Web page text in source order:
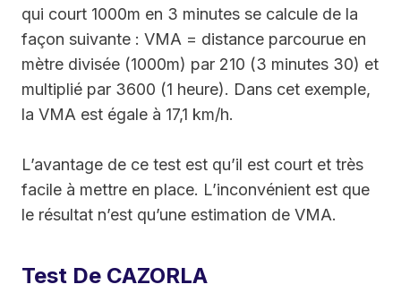
qui court 1000m en 3 minutes se calcule de la
façon suivante : VMA = distance parcourue en
mètre divisée (1000m) par 210 (3 minutes 30) et
multiplié par 3600 (1 heure). Dans cet exemple,
la VMA est égale à 17,1 km/h.
L’avantage de ce test est qu’il est court et très
facile à mettre en place. L’inconvénient est que
le résultat n’est qu’une estimation de VMA.
Test De CAZORLA